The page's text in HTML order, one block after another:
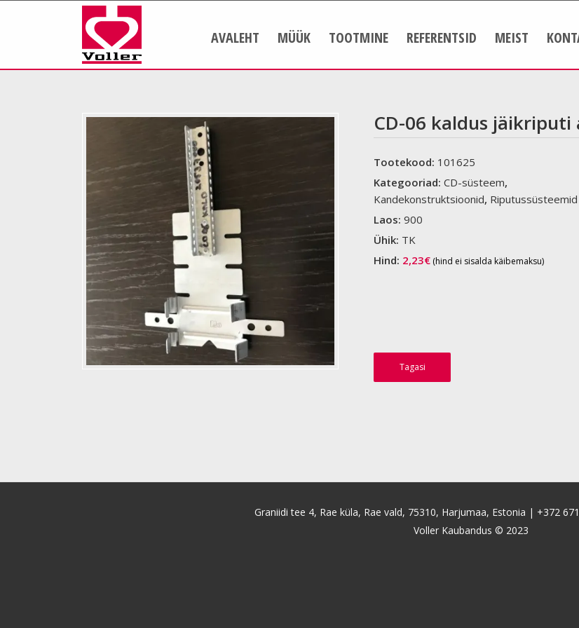
AVALEHT MÜÜK TOOTMINE REFERENTSID MEIST
CD-06 kaldus jäikriputi
Tootekood: 101625
Kategooriad:CD-süsteem,
Kandekonstruktsioonid, Riputussüsteemid
Laos:900
Ühik: TK
Hind: 2,23€ (hind ei sisalda käibemaksu)
Tagasi
Graniidi tee 4, Rae küla, Rae vald, 75310, Harjumaa, Estonia | +372
Voller Kaubandus © 2023